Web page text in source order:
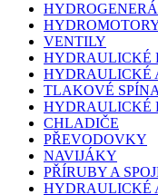
VENTILY
HYDRAULICKÉ
HYDRAULICKÉ
TLAKOVÉ
HYDRAULICKÉ
CHLADIČE
PŘEVODOVKY
NAVIJÁKY
PŘÍRUBY A
HYDRAULICKÉ